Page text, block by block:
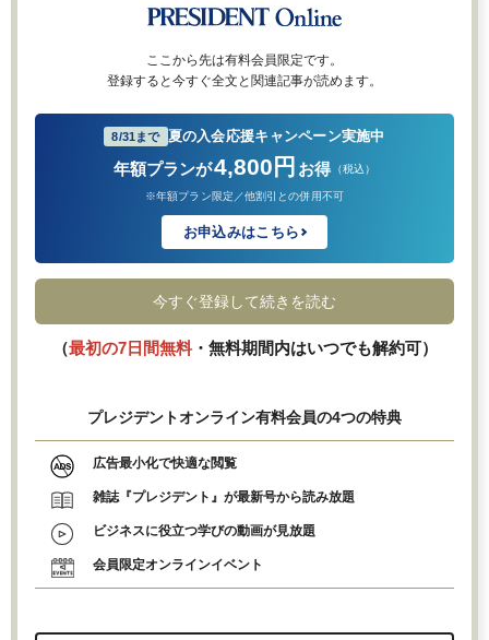
ここから先は有料会員限定です。
登録すると今すぐ全文と関連記事が読めます。
8/31まで 夏の入会応援キャンペーン実施中
年額プランが4,800円 お得 （税込）
※年額プラン限定／他割引との併用不可
お申込みはこちら
今すぐ登録して続きを読む
（最初の7日間無料・無料期間内はいつでも解約可）
プレジデントオンライン有料会員の4つの特典
広告最小化で快適な閲覧
雑誌『プレジデント』が最新号から読み放題
ビジネスに役立つ学びの動画が見放題
会員限定オンラインイベント